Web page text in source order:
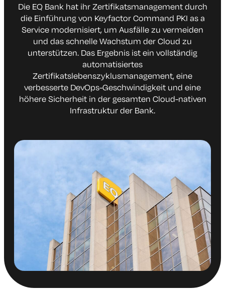
Die EQ Bank hat ihr Zertifikatsmanagement durch
die Einführung von Keyfactor Command PKI as a
Service modernisiert, um Ausfälle zu vermeiden
und das schnelle Wachstum der Cloud zu
unterstützen. Das Ergebnis ist ein vollständig
automatisiertes
Zertifikatslebenszyklusmanagement, eine
verbesserte DevOps-Geschwindigkeit und eine
höhere Sicherheit in der gesamten Cloud-nativen
Infrastruktur der Bank.